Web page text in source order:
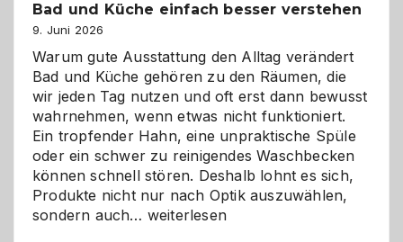
Bad und Küche einfach besser verstehen
9. Juni 2026
Warum gute Ausstattung den Alltag verändert
Bad und Küche gehören zu den Räumen, die
wir jeden Tag nutzen und oft erst dann bewusst
wahrnehmen, wenn etwas nicht funktioniert.
Ein tropfender Hahn, eine unpraktische Spüle
oder ein schwer zu reinigendes Waschbecken
können schnell stören. Deshalb lohnt es sich,
Produkte nicht nur nach Optik auszuwählen,
sondern auch… Bad
weiterlesen